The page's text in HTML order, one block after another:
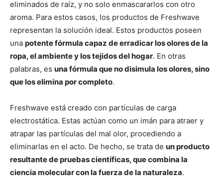
eliminados de raíz, y no solo enmascararlos con otro
aroma. Para estos casos, los productos de Freshwave
representan la solución ideal. Estos productos poseen
una potente fórmula capaz de erradicar los olores de la
ropa, el ambiente y los tejidos del hogar. En otras
palabras, es una fórmula que no disimula los olores, sino
que los elimina por completo.
Freshwave está creado con partículas de carga
electrostática. Estas actúan como un imán para atraer y
atrapar las partículas del mal olor, procediendo a
eliminarlas en el acto. De hecho, se trata de un producto
resultante de pruebas científicas, que combina la
ciencia molecular con la fuerza de la naturaleza.